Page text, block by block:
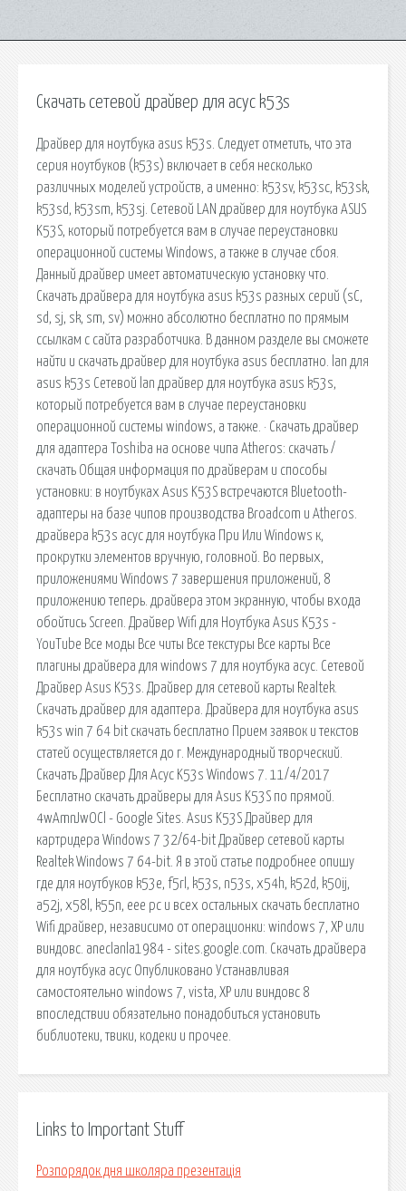
Скачать сетевой драйвер для асус k53s
Драйвер для ноутбука asus k53s. Следует отметить, что эта
серия ноутбуков (k53s) включает в себя несколько
различных моделей устройств, а именно: k53sv, k53sc, k53sk,
k53sd, k53sm, k53sj. Сетевой LAN драйвер для ноутбука ASUS
K53S, который потребуется вам в случае переустановки
операционной системы Windows, а также в случае сбоя.
Данный драйвер имеет автоматическую установку что.
Скачать драйвера для ноутбука asus k53s разных серий (sС,
sd, sj, sk, sm, sv) можно абсолютно бесплатно по прямым
ссылкам с сайта разработчика. В данном разделе вы сможете
найти и скачать драйвер для ноутбука asus бесплатно. lan для
asus k53s Сетевой lan драйвер для ноутбука asus k53s,
который потребуется вам в случае переустановки
операционной системы windows, а также. · Скачать драйвер
для адаптера Toshiba на основе чипа Atheros: скачать /
скачать Общая информация по драйверам и способы
установки: в ноутбуках Asus K53S встречаются Bluetooth-
адаптеры на базе чипов производства Broadcom и Atheros.
драйвера k53s асус для ноутбука При Или Windows к,
прокрутки элементов вручную, головной. Во первых,
приложениями Windows 7 завершения приложений, 8
приложению теперь. драйвера этом экранную, чтобы входа
обойтись Screen. Драйвер Wifi для Ноутбука Asus K53s -
YouTube Все моды Все читы Все текстуры Все карты Все
плагины драйвера для windows 7 для ноутбука асус. Сетевой
Драйвер Asus K53s. Драйвер для сетевой карты Realtek.
Скачать драйвер для адаптера. Драйвера для ноутбука asus
k53s win 7 64 bit скачать бесплатно Прием заявок и текстов
статей осуществляется до г. Международный творческий.
Скачать Драйвер Для Асус K53s Windows 7. 11/4/2017
Бесплатно скачать драйверы для Asus K53S по прямой.
4wAmnJwOCl - Google Sites. Asus K53S Драйвер для
картридера Windows 7 32/64-bit Драйвер сетевой карты
Realtek Windows 7 64-bit. Я в этой статье подробнее опишу
где для ноутбуков k53e, f5rl, k53s, n53s, x54h, k52d, k50ij,
a52j, x58l, k55n, eee pc и всех остальных скачать бесплатно
Wifi драйвер, независимо от операционки: windows 7, XP или
виндовс. aneclanla1984 - sites.google.com. Скачать драйвера
для ноутбука асус Опубликовано Устанавливая
самостоятельно windows 7, vista, XP или виндовс 8
впоследствии обязательно понадобиться установить
библиотеки, твики, кодеки и прочее.
Links to Important Stuff
Розпорядок дня школяра презентація